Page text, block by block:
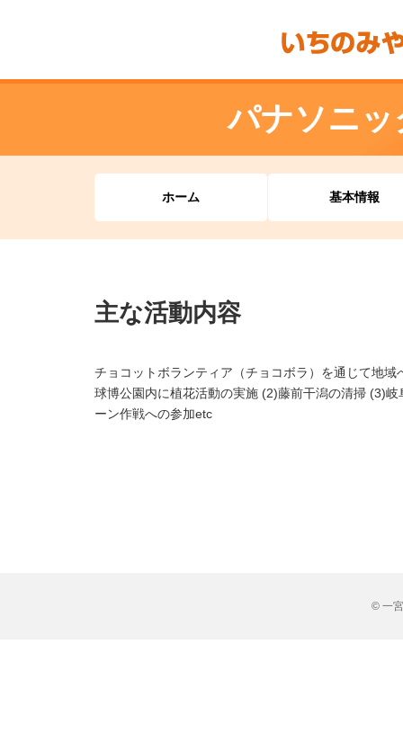
パナソニッ
ホーム 基本情報
主な活動内容
チョコットボランティア（チョコボラ）を通じて地
球博公園内に植花活動の実施 (2)藤前干潟の清掃 (3)
ーン作戦への参加etc
© 一